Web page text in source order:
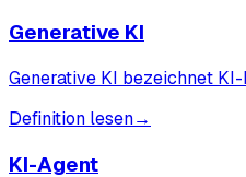
Generative KI
Generative KI bezeichnet
Definition lesen→
KI-Agent